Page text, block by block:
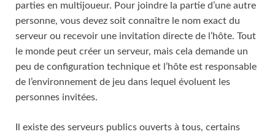
parties en multijoueur. Pour joindre la partie d’une autre
personne, vous devez soit connaître le nom exact du
serveur ou recevoir une invitation directe de l’hôte. Tout
le monde peut créer un serveur, mais cela demande un
peu de configuration technique et l’hôte est responsable
de l’environnement de jeu dans lequel évoluent les
personnes invitées.
Il existe des serveurs publics ouverts à tous, certains